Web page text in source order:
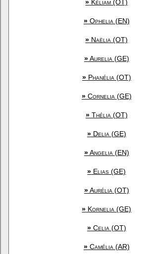
» Kéliam (OT)
»Ophelia (EN)
» Naëlia (OT)
»Aurelia (GE)
»Phanélia (OT)
»Cornelia (GE)
»Thélia (OT)
»Delia (GE)
»Angelia (EN)
» Elias (GE)
»Aurélia (OT)
» Kornelia (GE)
»Celia (OT)
»Camélia (AR)